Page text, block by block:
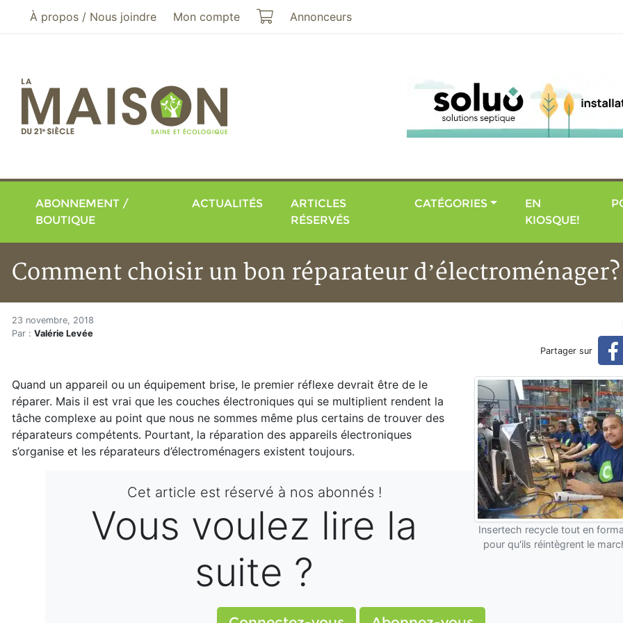
Aller au menu principal
Aller au contenu principal
À propos / Nous joindre Mon compte Mon panier
Annonceurs
ABONNEMENT /
BOUTIQUE
ACTUALITÉS
ARTICLES
RÉSERVÉS
CATÉGORIES
EN
KIOSQUE!
Comment choisir un bon réparateur d’électroménager?
Accueil
Articles
Comment choisir un bon réparateur d’électroménager?
23 novembre, 2018
Par : Valérie Levée
Partager sur
Insertech recycle tout en
pour qu'ils réintègrent le
Quand un appareil ou un équipement brise, le premier réflexe devrait être de le
réparer. Mais il est vrai que les couches électroniques qui se multiplient rendent la
tâche complexe au point que nous ne sommes même plus certains de trouver des
réparateurs compétents. Pourtant, la réparation des appareils électroniques
s’organise et les réparateurs d’électroménagers existent toujours.
Cet article est réservé à nos abonnés !
Vous voulez lire la
suite ?